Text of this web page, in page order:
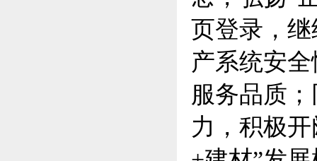
页登录，
产系统安
服务品质
力，积极